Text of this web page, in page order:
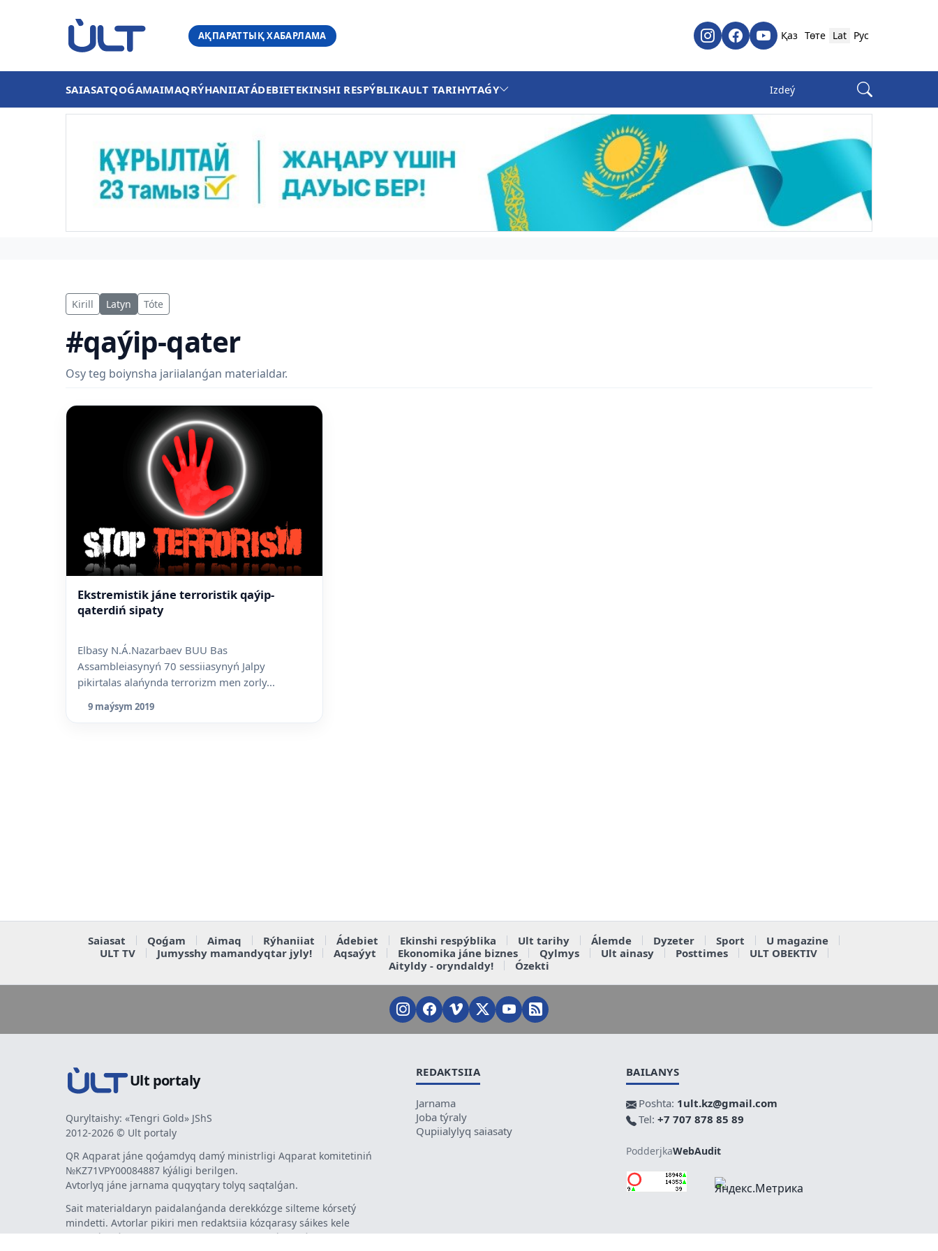
АҚПАРАТТЫҚ ХАБАРЛАМА Қаз Төте Lat Рус
SAIASATQOǴAMAIMAQRÝHANIIATÁDEBIETEKINSHI RESPÝBLIKAULT TARIHYTAǴY
Kirill Latyn Tóte
#qaýip-qater
Osy teg boiynsha jariialanǵan materialdar.
Ekstremistik jáne terroristik qaýip-
qaterdiń sipaty
Elbasy N.Á.Nazarbaev BUU Bas
Assambleiasynyń 70 sessiiasynyń Jalpy
pikirtalas alańynda terrorizm men zorly...
9 maýsym 2019
Saiasat Qoǵam Aimaq Rýhaniiat Ádebiet Ekinshi respýblika Ult tarihy Álemde Dyzeter Sport
U magazine
ULT TV
Jumysshy mamandyqtar jyly! Aqsaýyt Ekonomika jáne biznes Qylmys Ult ainasy Posttimes
ULT OBEKTIV
Aityldy - oryndaldy!
Ózekti
Ult portaly
Quryltaishy: «Tengri Gold» JShS
2012-2026 © Ult portaly
QR Aqparat jáne qoǵamdyq damý ministrligi Aqparat komitetiniń
№KZ71VPY00084887 kýáligi berilgen.
Avtorlyq jáne jarnama quqyqtary tolyq saqtalǵan.
Sait materialdaryn paidalanǵanda derekkózge silteme kórsetý
mindetti. Avtorlar pikiri men redaktsiia kózqarasy sáikes kele
bermeýi múmkin. Jarnama men habarlandyrýlardyń mazmunyna
REDAKTSIIA
Jarnama
Joba týraly
Qupiialylyq saiasaty
BAILANYS
Poshta: 1ult.kz@gmail.com
Tel: +7 707 878 85 89
PodderjkaWebAudit